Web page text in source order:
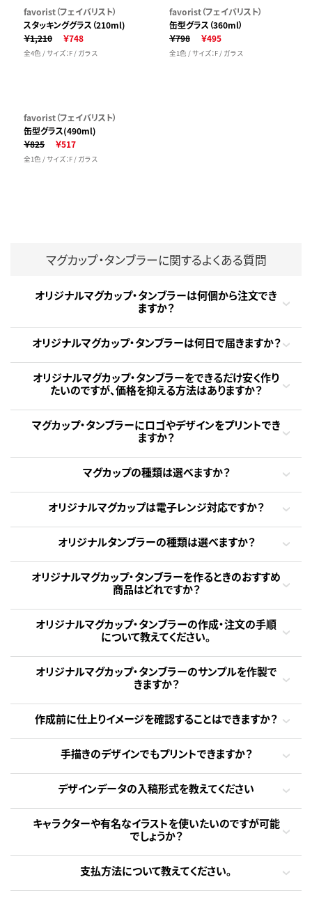
favorist（フェイバリスト）
スタッキンググラス（210ml)
￥1,210
￥748
全4色 / サイズ：F / ガラス
favorist（フェイバリスト）
缶型グラス（360ml）
￥798
￥495
全1色 / サイズ：F / ガラス
favorist（フェイバリスト）
缶型グラス(490ml)
￥825
￥517
全1色 / サイズ：F / ガラス
マグカップ・タンブラーに関するよくある質問
オリジナルマグカップ・タンブラーは何個から注文でき
ますか？
オリジナルマグカップ・タンブラーは何日で届きますか？
オリジナルマグカップ・タンブラーをできるだけ安く作り
たいのですが、価格を抑える方法はありますか？
マグカップ・タンブラーにロゴやデザインをプリントでき
ますか？
マグカップの種類は選べますか？
オリジナルマグカップは電子レンジ対応ですか？
オリジナルタンブラーの種類は選べますか？
オリジナルマグカップ・タンブラーを作るときのおすすめ
商品はどれですか？
オリジナルマグカップ・タンブラーの作成・注文の手順
について教えてください。
オリジナルマグカップ・タンブラーのサンプルを作製で
きますか？
作成前に仕上りイメージを確認することはできますか？
手描きのデザインでもプリントできますか？
デザインデータの入稿形式を教えてください
キャラクターや有名なイラストを使いたいのですが可能
でしょうか？
支払方法について教えてください。